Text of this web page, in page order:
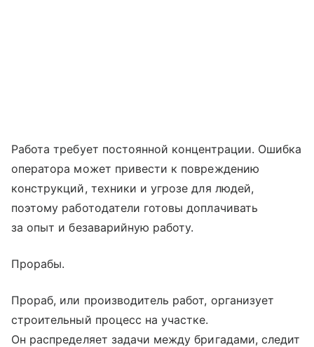
Работа требует постоянной концентрации. Ошибка
оператора может привести к повреждению
конструкций, техники и угрозе для людей,
поэтому работодатели готовы доплачивать
за опыт и безаварийную работу.
Прорабы.
Прораб, или производитель работ, организует
строительный процесс на участке.
Он распределяет задачи между бригадами, следит